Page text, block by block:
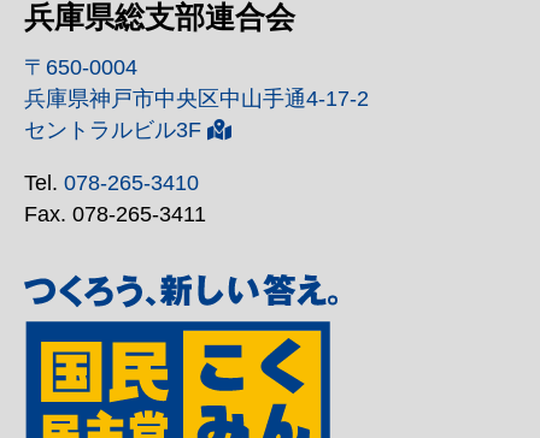
兵庫県総支部連合会
〒650-0004
兵庫県神戸市中央区中山手通4-17-2
セントラルビル3F
Tel. 078-265-3410
Fax. 078-265-3411